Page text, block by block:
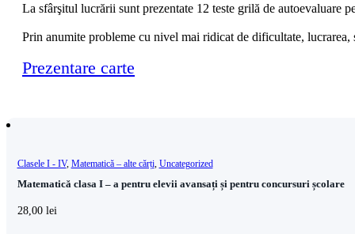
La sfârşitul lucrării sunt prezentate 12 teste grilă de autoevaluare
Prin anumite probleme cu nivel mai ridicat de dificultate, lucrarea,
Prezentare carte
Clasele I - IV, Matematică – alte cărți, Uncategorized
Matematică clasa I – a pentru elevii avansați și pentru concursuri școlare
28,00 lei